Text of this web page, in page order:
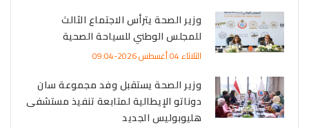
وزير الصحة يترأس الاجتماع الثالث
للمجلس الوطني للسياحة الصحية
الثلاثاء 04 أغسطس 2026-09:04
وزير الصحة يستقبل وفد مجموعة سان
دوناتو الإيطالية لمتابعة تنفيذ مستشفى
هليوبوليس الجديد